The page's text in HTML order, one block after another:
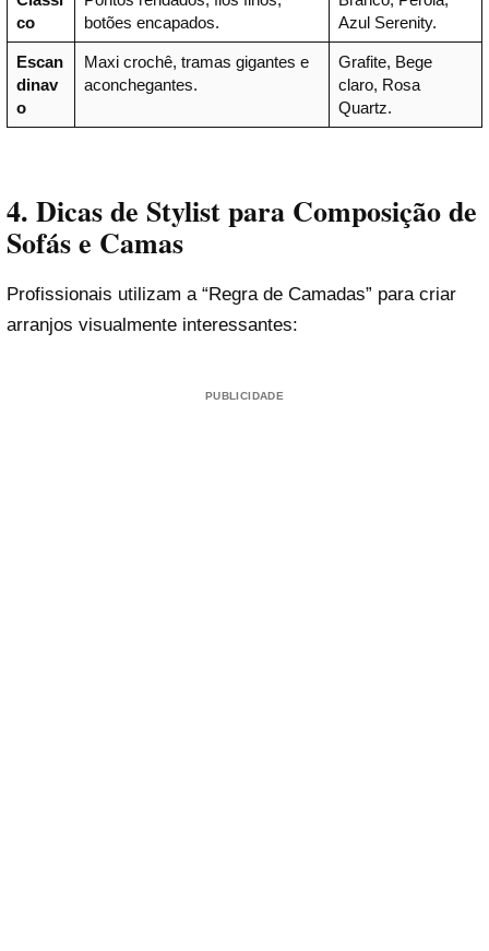
co
botões encapados.
Azul Serenity.
Escan
dinav
o
Maxi crochê, tramas gigantes e
aconchegantes.
Grafite, Bege
claro, Rosa
Quartz.
4. Dicas de Stylist para Composição de
Sofás e Camas
Profissionais utilizam a “Regra de Camadas” para criar
arranjos visualmente interessantes:
PUBLICIDADE